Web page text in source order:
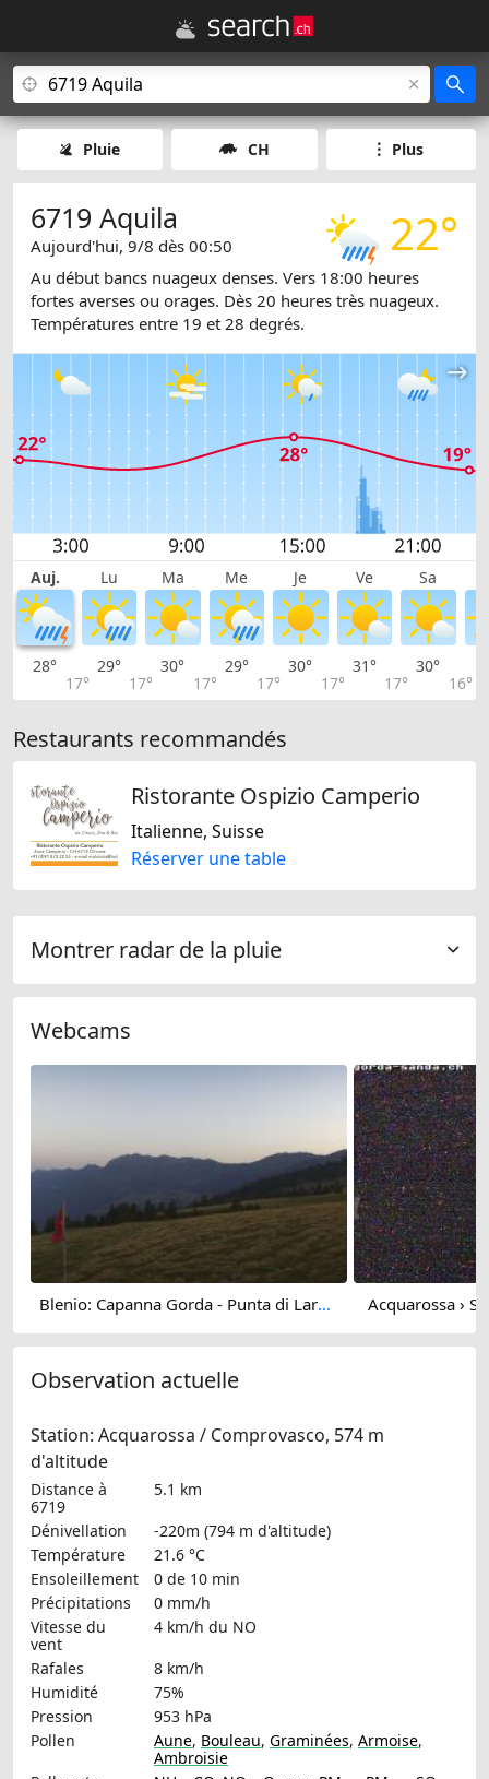
Pluie CH Plus
22°
6719 Aquila
Aujourd'hui, 9/8 dès 00:50
Au début bancs nuageux denses. Vers 18:00 heures
fortes averses ou orages. Dès 20 heures très nuageux.
Températures entre 19 et 28 degrés.
Auj. Lu Ma Me Je Ve Sa
28°
17°
29°
17°
30°
17°
29°
17°
30°
17°
31°
17°
30°
16°
Restaurants recommandés
Ristorante Ospizio Camperio
Italienne, Suisse
Réserver une table
Montrer radar de la pluie
Webcams
Blenio: Capanna Gorda - Punta di Larescia - Alpe Gorda - Val Blenio - Punta di Larescia - Cima del Simano - Sosto - Capanna Adula CAS - Rheinwaldhorn - Greina Acquarossa ›
Observation actuelle
Station: Acquarossa / Comprovasco, 574 m
d'altitude
Distance à
6719
5.1 km
Dénivellation
-220m (794 m d'altitude)
Température
21.6 °C
Ensoleillement
0 de 10 min
Précipitations
0 mm/h
Vitesse du
vent
4 km/h du NO
Rafales
8 km/h
Humidité
75%
Pression
953 hPa
Pollen
Aune, Bouleau, Graminées, Armoise,
Ambroisie